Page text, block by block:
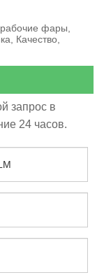
фары,
Качество,
запрос в
24 часов.